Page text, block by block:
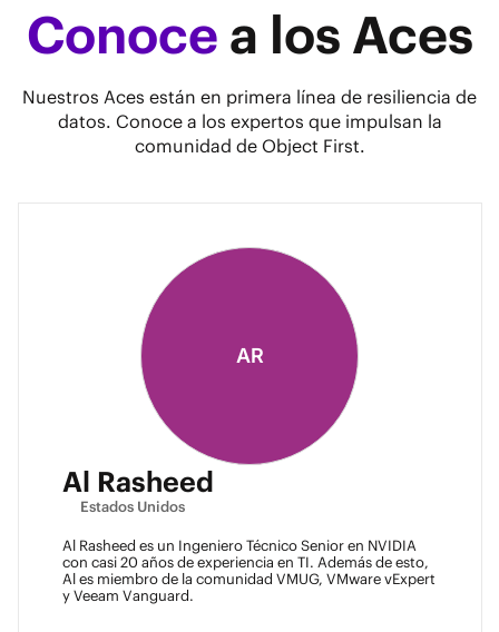
Conoce a los Aces
Nuestros Aces están en primera línea de resiliencia de
datos. Conoce a los expertos que impulsan la
comunidad de Object First.
AR
Al Rasheed
Estados Unidos
Al Rasheed es un Ingeniero Técnico Senior en NVIDIA
con casi 20 años de experiencia en TI. Además de esto,
Al es miembro de la comunidad VMUG, VMware vExpert
y Veeam Vanguard.